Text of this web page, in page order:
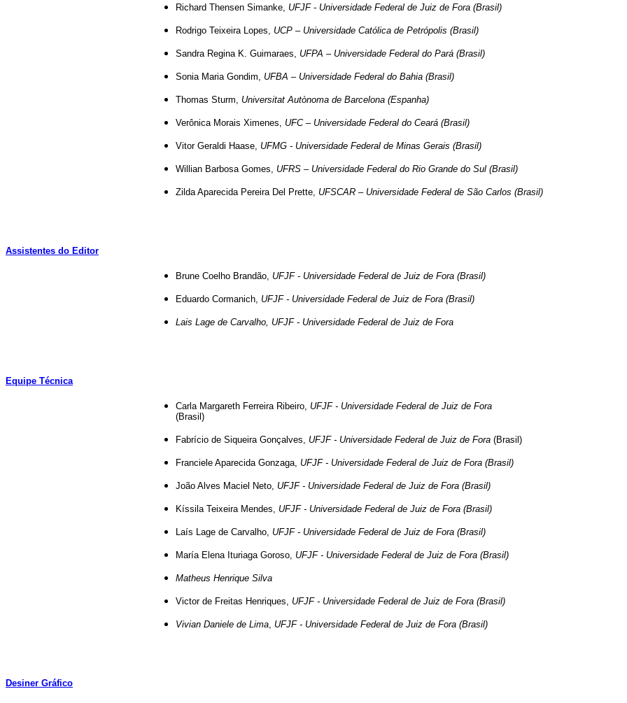
Richard Thensen Simanke, UFJF - Universidade Federal de Juiz de Fora (Brasil)
Rodrigo Teixeira Lopes, UCP – Universidade Católica de Petrópolis (Brasil)
Sandra Regina K. Guimaraes, UFPA – Universidade Federal do Pará (Brasil)
Sonia Maria Gondim, UFBA – Universidade Federal do Bahia (Brasil)
Thomas Sturm, Universitat Autònoma de Barcelona (Espanha)
Verônica Morais Ximenes, UFC – Universidade Federal do Ceará (Brasil)
Vitor Geraldi Haase, UFMG - Universidade Federal de Minas Gerais (Brasil)
Willian Barbosa Gomes, UFRS – Universidade Federal do Rio Grande do Sul (Brasil)
Zilda Aparecida Pereira Del Prette, UFSCAR – Universidade Federal de São Carlos (Brasil)
Assistentes do Editor
Brune Coelho Brandão, UFJF - Universidade Federal de Juiz de Fora (Brasil)
Eduardo Cormanich, UFJF - Universidade Federal de Juiz de Fora (Brasil)
Lais Lage de Carvalho, UFJF - Universidade Federal de Juiz de Fora
Equipe Técnica
Carla Margareth Ferreira Ribeiro, UFJF - Universidade Federal de Juiz de Fora
(Brasil)
Fabrício de Siqueira Gonçalves, UFJF - Universidade Federal de Juiz de Fora (Brasil)
Franciele Aparecida Gonzaga, UFJF - Universidade Federal de Juiz de Fora (Brasil)
João Alves Maciel Neto, UFJF - Universidade Federal de Juiz de Fora (Brasil)
Kíssila Teixeira Mendes, UFJF - Universidade Federal de Juiz de Fora (Brasil)
Laís Lage de Carvalho, UFJF - Universidade Federal de Juiz de Fora (Brasil)
María Elena Ituriaga Goroso, UFJF - Universidade Federal de Juiz de Fora (Brasil)
Matheus Henrique Silva
Victor de Freitas Henriques, UFJF - Universidade Federal de Juiz de Fora (Brasil)
Vivian Daniele de Lima, UFJF - Universidade Federal de Juiz de Fora (Brasil)
Desiner Gráfico